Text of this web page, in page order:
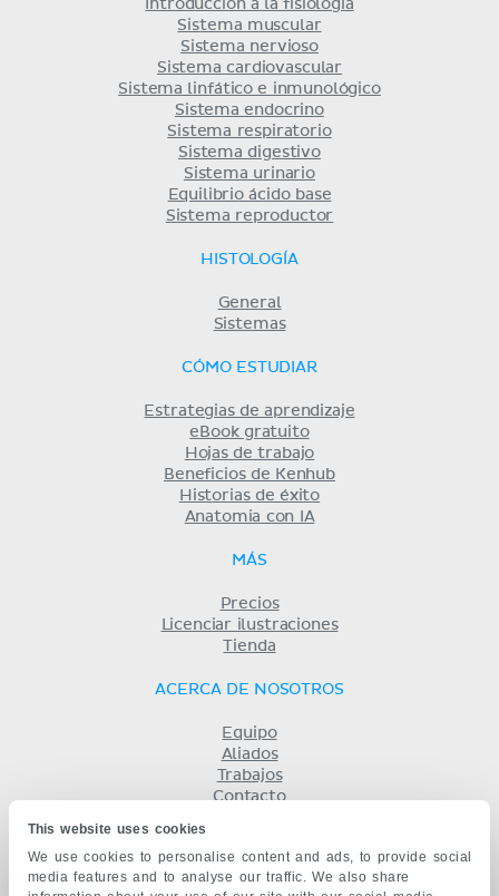
This website uses cookies
We use cookies to personalise content and ads, to provide social
media features and to analyse our traffic. We also share
Introducción a la fisiología
Sistema muscular
Sistema nervioso
Sistema cardiovascular
Sistema linfático e inmunológico
Sistema endocrino
Sistema respiratorio
Sistema digestivo
Sistema urinario
Equilibrio ácido base
Sistema reproductor
HISTOLOGÍA
General
Sistemas
CÓMO ESTUDIAR
Estrategias de aprendizaje
eBook gratuito
Hojas de trabajo
Beneficios de Kenhub
Historias de éxito
Anatomia con IA
MÁS
Precios
Licenciar ilustraciones
Tienda
ACERCA DE NOSOTROS
Equipo
Aliados
Trabajos
Contacto
Privacidad
KENHUB EN...